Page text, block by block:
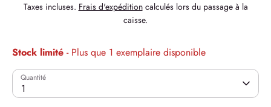
Taxes incluses. Frais d'expéditioncalculés lors du passage à la
caisse.
Stock limité - Plus que 1 exemplaire disponible
Quantité
1